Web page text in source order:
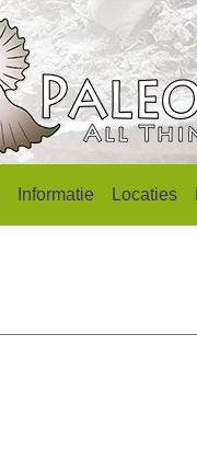
Informatie Locaties